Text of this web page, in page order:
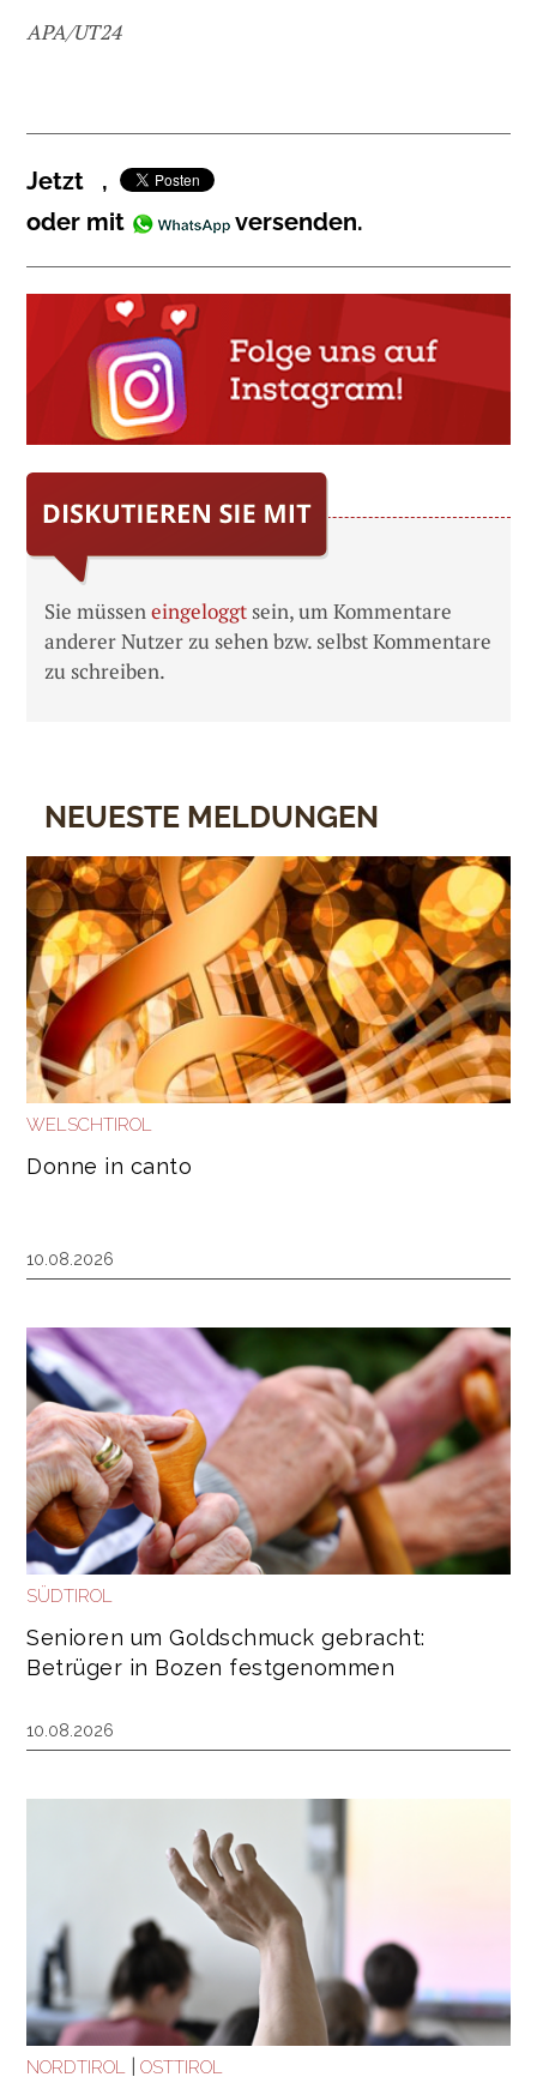
APA/UT24
Jetzt
,
oder mit
versenden.
Sie müsseneingeloggt sein, um Kommentare
anderer Nutzer zu sehen bzw. selbst Kommentare
zu schreiben.
NEUESTE MELDUNGEN
WELSCHTIROL
Donne in canto
10.08.2026
SÜDTIROL
Senioren um Goldschmuck gebracht:
Betrüger in Bozen festgenommen
10.08.2026
NORDTIROL OSTTIROL